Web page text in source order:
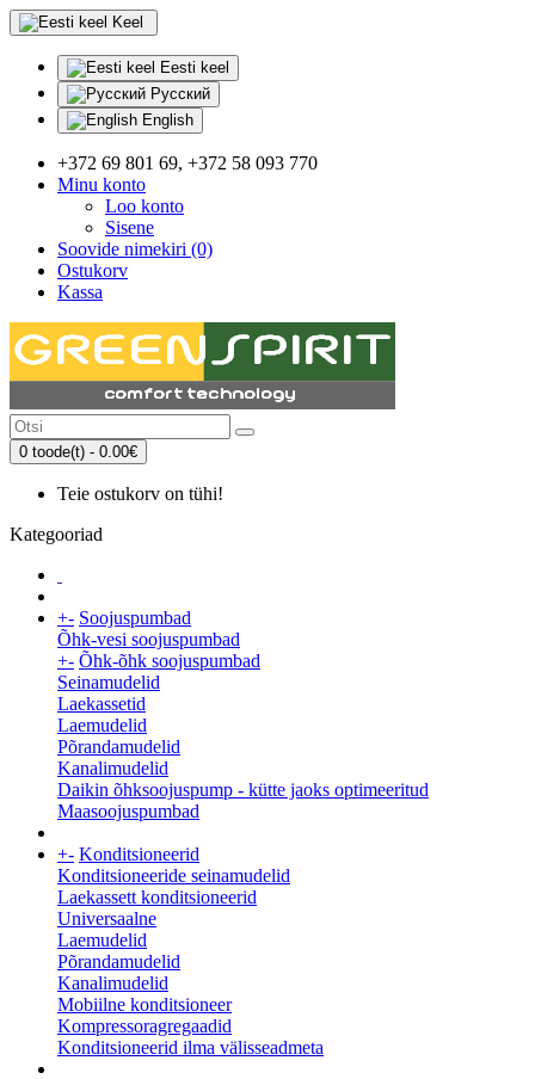
Keel
Eesti keel
Русский
English
+372 69 801 69, +372 58 093 770
Minu konto
Loo konto
Sisene
Soovide nimekiri (0)
Ostukorv
Kassa
0 toode(t) - 0.00€
Teie ostukorv on tühi!
Kategooriad
+- Soojuspumbad
Õhk-vesi soojuspumbad
+- Õhk-õhk soojuspumbad
Seinamudelid
Laekassetid
Laemudelid
Põrandamudelid
Kanalimudelid
Daikin õhksoojuspump - kütte jaoks optimeeritud
Maasoojuspumbad
+- Konditsioneerid
Konditsioneeride seinamudelid
Laekassett konditsioneerid
Universaalne
Laemudelid
Põrandamudelid
Kanalimudelid
Mobiilne konditsioneer
Kompressoragregaadid
Konditsioneerid ilma välisseadmeta